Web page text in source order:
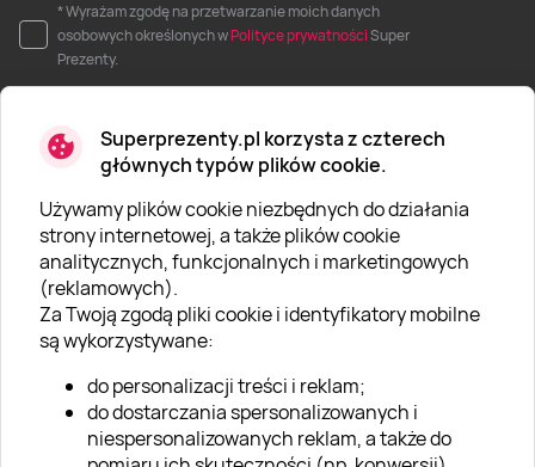
Superprezenty.pl korzysta z czterech
głównych typów plików cookie.
Używamy plików cookie niezbędnych do działania
strony internetowej, a także plików cookie
analitycznych, funkcjonalnych i marketingowych
(reklamowych).
Za Twoją zgodą pliki cookie i identyfikatory mobilne
są wykorzystywane:
do personalizacji treści i reklam;
do dostarczania spersonalizowanych i
niespersonalizowanych reklam, a także do
* Wyrażam zgodę na przetwarzanie moich danych
osobowych określonych wPolityce prywatnościSuper
Prezenty.
O SUPERPREZENTY
O nas
Aktualności
Kariera w Super Prezentach